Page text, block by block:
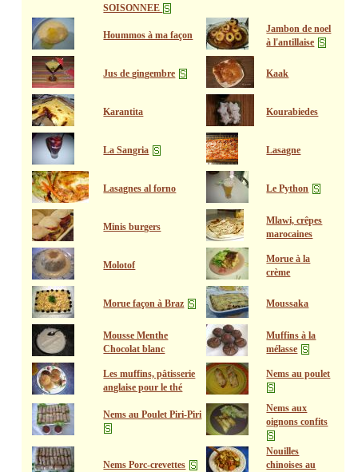
SOISONNEE
Hoummos à ma façon
Jambon de noel
à l'antillaise
Jus de gingembre Kaak
Karantita Kourabiedes
La Sangria Lasagne
Lasagnes al forno Le Python
Minis burgers
Mlawi, crêpes
marocaines
Molotof
Morue à la
crème
Morue façon à Braz Moussaka
Mousse Menthe
Chocolat blanc
Muffins à la
mélasse
Les muffins, pâtisserie
anglaise pour le thé
Nems au poulet
Nems au Poulet Piri-Piri
Nems aux
oignons confits
Nems Porc-crevettes
Nouilles
chinoises au